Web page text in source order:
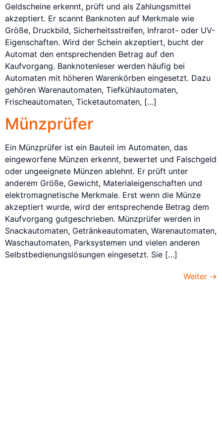
Geldscheine erkennt, prüft und als Zahlungsmittel
akzeptiert. Er scannt Banknoten auf Merkmale wie
Größe, Druckbild, Sicherheitsstreifen, Infrarot- oder UV-
Eigenschaften. Wird der Schein akzeptiert, bucht der
Automat den entsprechenden Betrag auf den
Kaufvorgang. Banknotenleser werden häufig bei
Automaten mit höheren Warenkörben eingesetzt. Dazu
gehören Warenautomaten, Tiefkühlautomaten,
Frischeautomaten, Ticketautomaten, […]
Münzprüfer
Ein Münzprüfer ist ein Bauteil im Automaten, das
eingeworfene Münzen erkennt, bewertet und Falschgeld
oder ungeeignete Münzen ablehnt. Er prüft unter
anderem Größe, Gewicht, Materialeigenschaften und
elektromagnetische Merkmale. Erst wenn die Münze
akzeptiert wurde, wird der entsprechende Betrag dem
Kaufvorgang gutgeschrieben. Münzprüfer werden in
Snackautomaten, Getränkeautomaten, Warenautomaten,
Waschautomaten, Parksystemen und vielen anderen
Selbstbedienungslösungen eingesetzt. Sie […]
Weiter →